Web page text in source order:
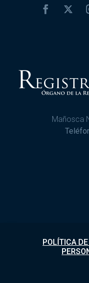
Mañosca
POLÍTICA